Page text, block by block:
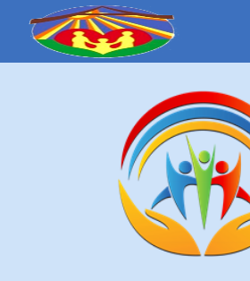
Сумський
соціально-
психологічної
реабілітації
дітей
області